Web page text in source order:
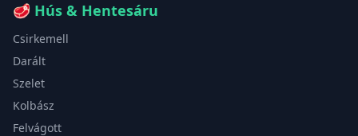
🥩 Hús & Hentesáru
Csirkemell
Darált
Szelet
Kolbász
Felvágott